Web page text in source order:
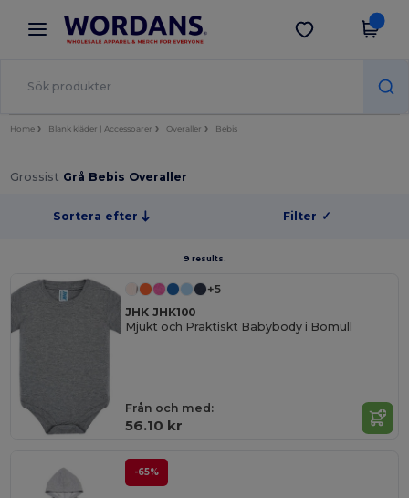
× Wordans-app
Bättre priser i appen!
Hämta app
Home Blank kläder | Accessoarer Overaller Bebis
Grossist Grå Bebis Overaller
Sortera efter Filter ✓
9 results.
+5
JHK JHK100
Mjukt och Praktiskt Babybody i Bomull
Från och med:
56.10 kr
-65%